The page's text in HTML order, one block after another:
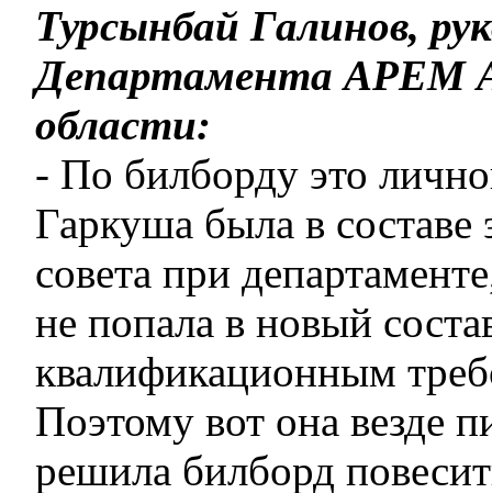
Турсынбай Галинов,
Департамента АРЕМ
области:
- По билборду это
Гаркуша была в составе
совета при
не попала в новый
квалификационным
Поэтому вот она везде
решила билборд